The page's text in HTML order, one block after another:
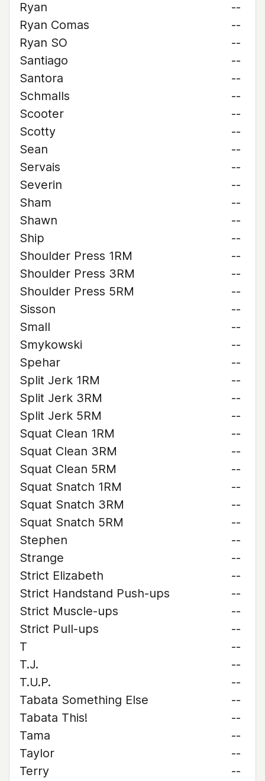
Ryan
--
Ryan Comas
--
Ryan SO
--
Santiago
--
Santora
--
Schmalls
--
Scooter
--
Scotty
--
Sean
--
Servais
--
Severin
--
Sham
--
Shawn
--
Ship
--
Shoulder Press 1RM
--
Shoulder Press 3RM
--
Shoulder Press 5RM
--
Sisson
--
Small
--
Smykowski
--
Spehar
--
Split Jerk 1RM
--
Split Jerk 3RM
--
Split Jerk 5RM
--
Squat Clean 1RM
--
Squat Clean 3RM
--
Squat Clean 5RM
--
Squat Snatch 1RM
--
Squat Snatch 3RM
--
Squat Snatch 5RM
--
Stephen
--
Strange
--
Strict Elizabeth
--
Strict Handstand Push-ups
--
Strict Muscle-ups
--
Strict Pull-ups
--
T
--
T.J.
--
T.U.P.
--
Tabata Something Else
--
Tabata This!
--
Tama
--
Taylor
--
Terry
--